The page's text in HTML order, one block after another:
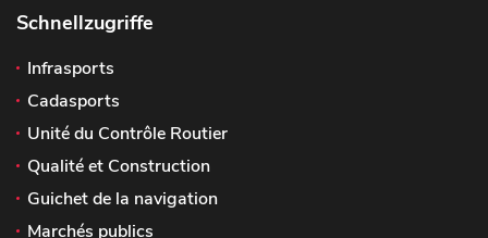
Schnellzugriffe
Infrasports
Cadasports
Unité du Contrôle Routier
Qualité et Construction
Guichet de la navigation
Marchés publics